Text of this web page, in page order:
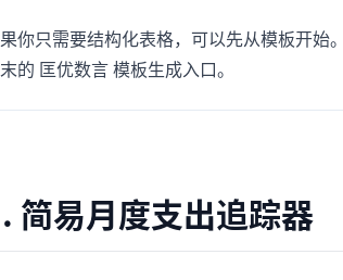
项目
管理里程碑、负责人、交付和进度。
快速入门
帮助新用户和团队快速
你只需要结构化表格，可以先从模板开始
的 匡优数言 模板生成入口。
简易月度支出追踪器